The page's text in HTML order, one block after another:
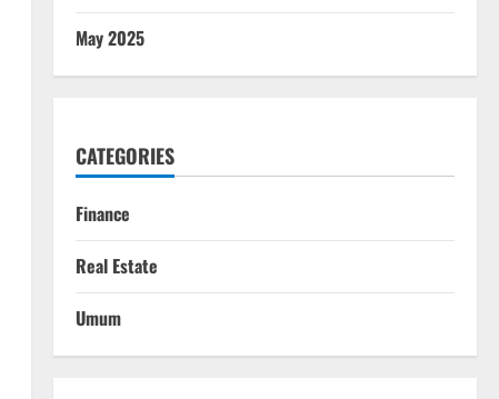
May 2025
CATEGORIES
Finance
Real Estate
Umum